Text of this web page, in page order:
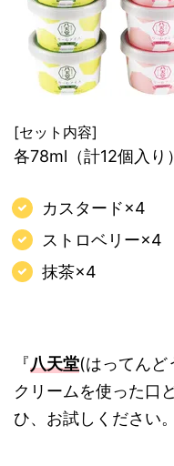
[セット内容]
各78ml（計12個入り）
カスタード×4
ストロベリー×4
抹茶×4
『八天堂(はってんど
クリームを使った口
ひ、お試しください。